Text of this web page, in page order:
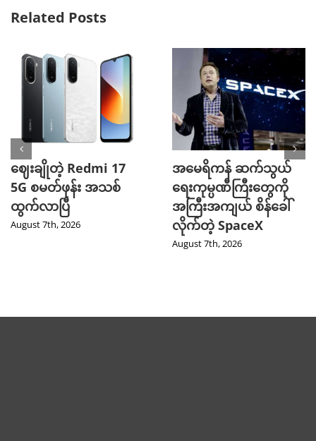
Related Posts
ဈေးချိုတဲ့ Redmi 17
5G စမတ်ဖုန်း အသစ်
ထွက်လာပြီ
August 7th, 2026
အမေရိကန် ဆက်သွယ်
ရေးကုမ္ပဏီကြီးတွေကို
အကြီးအကျယ် စိန်ခေါ်
လိုက်တဲ့ SpaceX
August 7th, 2026